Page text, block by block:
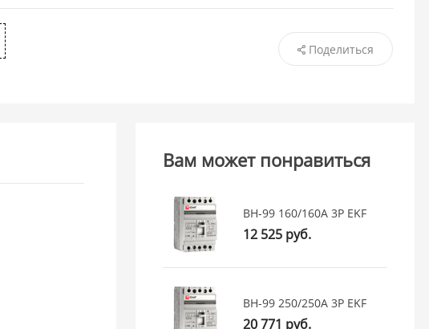
Поделиться
Вам может понравиться
ВН-99 160/160А 3P EKF
12 525 руб.
ВН-99 250/250А 3P EKF
20 771 руб.